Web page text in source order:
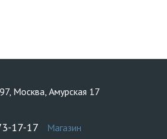
Москва, Амурская 17
17-17 Магазин